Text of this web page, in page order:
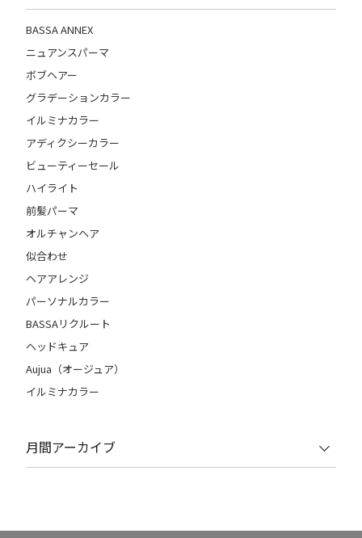
BASSA ANNEX
ニュアンスパーマ
ボブヘアー
グラデーションカラー
イルミナカラー
アディクシーカラー
ビューティーセール
ハイライト
前髪パーマ
オルチャンヘア
似合わせ
ヘアアレンジ
パーソナルカラー
BASSAリクルート
ヘッドキュア
Aujua（オージュア）
イルミナカラー
月間アーカイブ